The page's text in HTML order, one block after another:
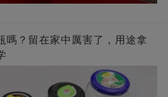
嗎？留在家中厲害了，用途拿